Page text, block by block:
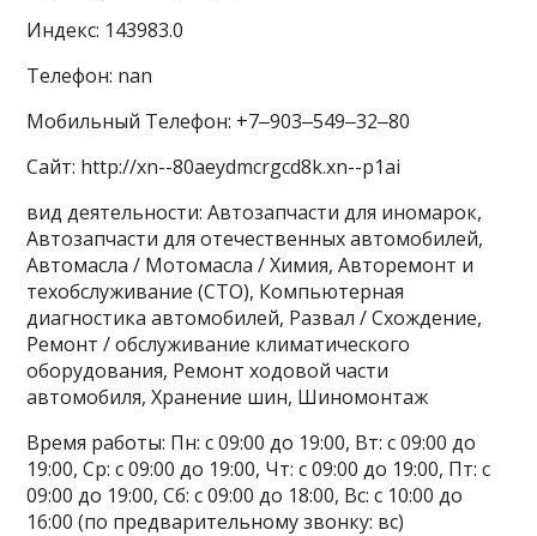
Индекс: 143983.0
Телефон: nan
Мобильный Телефон: +7‒903‒549‒32‒80
Сайт: http://xn--80aeydmcrgcd8k.xn--p1ai
вид деятельности: Автозапчасти для иномарок,
Автозапчасти для отечественных автомобилей,
Автомасла / Мотомасла / Химия, Авторемонт и
техобслуживание (СТО), Компьютерная
диагностика автомобилей, Развал / Схождение,
Ремонт / обслуживание климатического
оборудования, Ремонт ходовой части
автомобиля, Хранение шин, Шиномонтаж
Время работы: Пн: с 09:00 до 19:00, Вт: с 09:00 до
19:00, Ср: с 09:00 до 19:00, Чт: с 09:00 до 19:00, Пт: с
09:00 до 19:00, Сб: с 09:00 до 18:00, Вс: с 10:00 до
16:00 (по предварительному звонку: вс)